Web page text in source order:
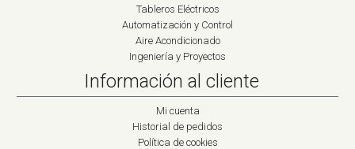
Tableros Eléctricos
Automatización y Control
Aire Acondicionado
Ingeniería y Proyectos
Información al cliente
Mi cuenta
Historial de pedidos
Política de cookies